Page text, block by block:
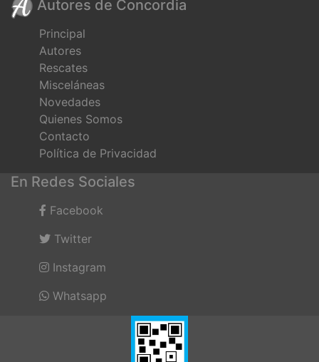
Autores de Concordia
Principal
Autores
Rescates
Misceláneas
Novedades
Quienes Somos
Contacto
Política de Privacidad
En Redes Sociales
Facebook
Twitter
Instagram
Whatsapp